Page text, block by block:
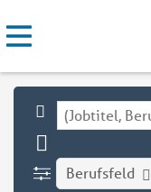
Berufsfeld